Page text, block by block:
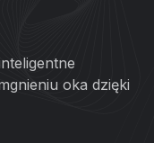
oka dzięki